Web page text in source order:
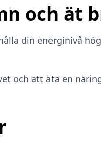
och ät
din energinivå
och att äta en